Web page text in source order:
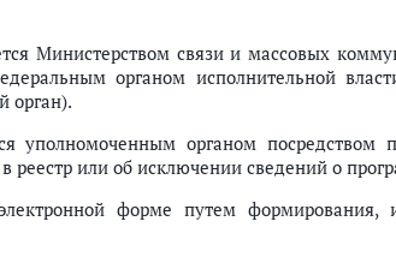
Министерством связи и массовых
органом исполнительной
орган).
уполномоченным органом
реестр или об исключении сведений о
форме путем